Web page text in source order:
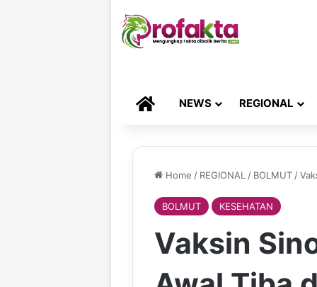
HOMENEWS REGIONAL
Home / REGIONAL / BOLMUT /
BOLMUT KESEHATAN
Vaksin